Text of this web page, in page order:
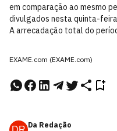
em comparação ao mesmo
divulgados nesta quinta-
A arrecadação total do
EXAME.com (EXAME.com)
Da Redação